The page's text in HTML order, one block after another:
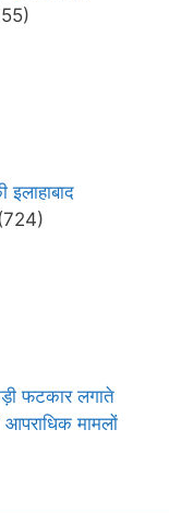
इलाहाबाद
फटकार लगाते
आपराधिक मामलों